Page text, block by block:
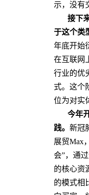
示，没有
接下
于这个类
年底开始
在互联网
行业的优
式。这个
位为对实
今年
践。 新冠
展贸Max
会”，通
的核心资
的模式相